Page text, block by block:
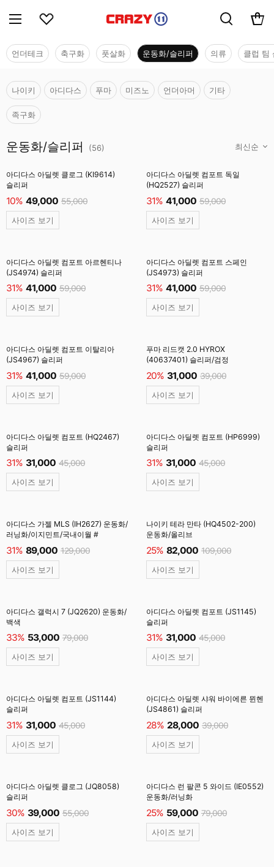
언더테크 축구화 풋살화 운동화/슬리퍼 의류 클럽 팀
나이키 아디다스 푸마 미즈노 언더아머 기타
족구화
운동화/슬리퍼 (56)
아디다스 아딜렛 클로그 (KI9614)
슬리퍼
10% 49,000 55,000
사이즈 보기
아디다스 아딜렛 컴포트 독일
(HQ2527) 슬리퍼
31% 41,000 59,000
사이즈 보기
아디다스 아딜렛 컴포트 아르헨티나
(JS4974) 슬리퍼
31% 41,000 59,000
사이즈 보기
아디다스 아딜렛 컴포트 스페인
(JS4973) 슬리퍼
31% 41,000 59,000
사이즈 보기
아디다스 아딜렛 컴포트 이탈리아
(JS4967) 슬리퍼
31% 41,000 59,000
사이즈 보기
푸마 리드캣 2.0 HYROX
(40637401) 슬리퍼/검정
20% 31,000 39,000
사이즈 보기
아디다스 아딜렛 컴포트 (HQ2467)
슬리퍼
31% 31,000 45,000
사이즈 보기
아디다스 아딜렛 컴포트 (HP6999)
슬리퍼
31% 31,000 45,000
사이즈 보기
아디다스 가젤 MLS (IH2627) 운동화/
러닝화/이지민트/국내이월 #
31% 89,000 129,000
사이즈 보기
나이키 테라 만타 (HQ4502-200)
운동화/올리브
25% 82,000 109,000
사이즈 보기
아디다스 갤럭시 7 (JQ2620) 운동화/
백색
33% 53,000 79,000
사이즈 보기
아디다스 아딜렛 컴포트 (JS1145)
슬리퍼
31% 31,000 45,000
사이즈 보기
아디다스 아딜렛 컴포트 (JS1144)
슬리퍼
31% 31,000 45,000
사이즈 보기
아디다스 아딜렛 샤워 바이에른 뮌헨
(JS4861) 슬리퍼
28% 28,000 39,000
사이즈 보기
아디다스 아딜렛 클로그 (JQ8058)
슬리퍼
30% 39,000 55,000
사이즈 보기
아디다스 런 팔콘 5 와이드 (IE0552)
운동화/러닝화
25% 59,000 79,000
사이즈 보기